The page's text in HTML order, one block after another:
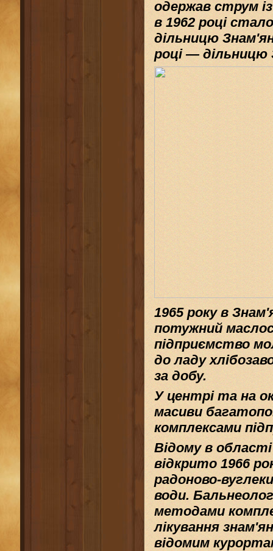
одержав струм
в 1962 році
дільницю
році —
1965року в
потужний масло
підприємство
до ладухлібо
за добу.
У центрі та на
масиви
комплексами
Відому в області
відкрито 1966
радоново-
води.
методами
лікування
відомим